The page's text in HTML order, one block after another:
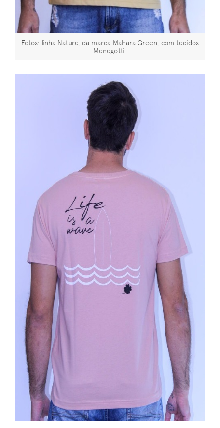
Fotos: linha Nature, da marca Mahara Green, com tecidos
Menegotti.